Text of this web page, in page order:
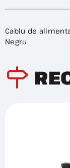
Cablu de
Negru